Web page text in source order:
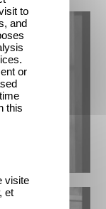
to
and
or
this
visite
et